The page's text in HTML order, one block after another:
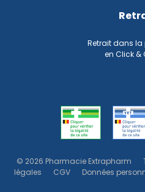
Retrait dans
en Click &
© 2026 Pharmacie Extrapharm
légales
CGV Données